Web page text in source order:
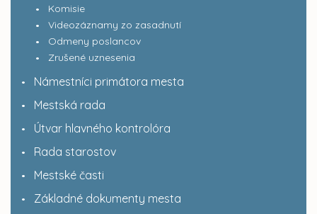
Komisie
Videozáznamy zo zasadnutí
Odmeny poslancov
Zrušené uznesenia
Námestníci primátora mesta
Mestská rada
Útvar hlavného kontrolóra
Rada starostov
Mestské časti
Základné dokumenty mesta